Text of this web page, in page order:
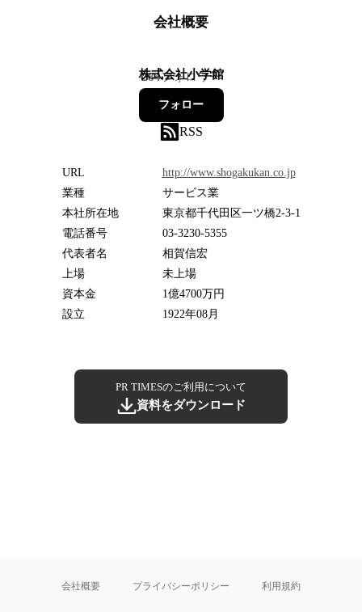
会社概要
株式会社小学館
284フォロワー
フォロー
RSS
URL
http://www.shogakukan.co.jp
業種
サービス業
本社所在地
東京都千代田区一ツ橋2-3-1
電話番号
03-3230-5355
代表者名
相賀信宏
上場
未上場
資本金
1億4700万円
設立
1922年08月
PR TIMESのご利用について
資料をダウンロード
会社概要 プライバシーポリシー 利用規約